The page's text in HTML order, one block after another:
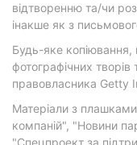
відтворенню та/чи
інакше як з
Будь-яке копіювання,
фотографічних творів
правовласника Getty
Матеріали з
компаній", "Новини
"Спецпроект за